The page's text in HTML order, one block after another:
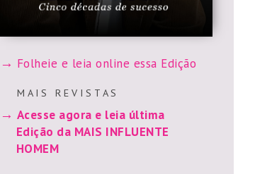
Folheie e leia online essa Edição
M A I S R E V I S T A S
Acesse agora e leia última
Edição da MAIS INFLUENTE
HOMEM